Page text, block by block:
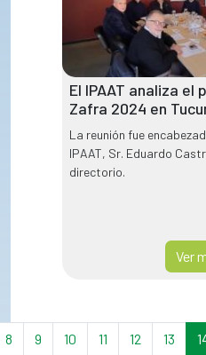
El IPAAT analiza el
Zafra 2024 en
La reunión fue
IPAAT, Sr. Eduardo
directorio.
Ver
8 9 10 11 12 13